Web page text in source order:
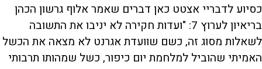
כסיוע לדבריי אצטט כאן דברים שאמר אלוף גרשון הכהן
בריאיון לערוץ 7: "ועדות חקירה לא יניבו את התשובה
לשאלות מסוג זה, כשם שוועדת אגרנט לא מצאה את הכשל
האמיתי שהוביל למלחמת יום כיפור, כשל שמהותו תרבותי